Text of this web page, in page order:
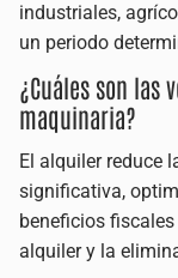
industriales,
un periodo
¿Cuáles son las
maquinaria?
El alquiler reduce
significativa,
beneficios
alquiler y la